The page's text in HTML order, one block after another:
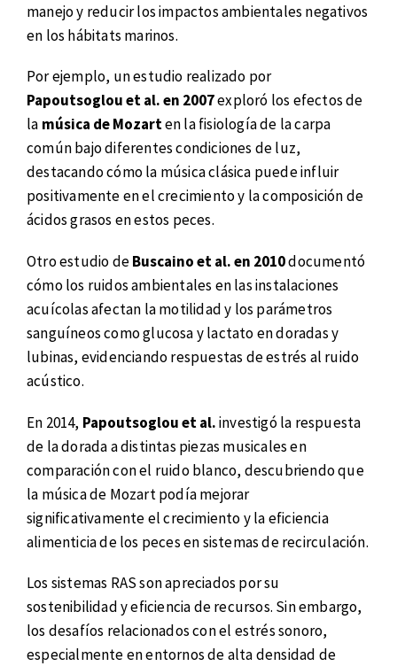
manejo y reducir los impactos ambientales negativos
en los hábitats marinos.
Por ejemplo, un estudio realizado por
Papoutsoglou et al. en 2007exploró los efectos de
la música de Mozarten la fisiología de la carpa
común bajo diferentes condiciones de luz,
destacando cómo la música clásica puede influir
positivamente en el crecimiento y la composición de
ácidos grasos en estos peces.
Otro estudio deBuscaino et al. en 2010documentó
cómo los ruidos ambientales en las instalaciones
acuícolas afectan la motilidad y los parámetros
sanguíneos como glucosa y lactato en doradas y
lubinas, evidenciando respuestas de estrés al ruido
acústico.
En 2014, Papoutsoglou et al.investigó la respuesta
de la dorada a distintas piezas musicales en
comparación con el ruido blanco, descubriendo que
la música de Mozart podía mejorar
significativamente el crecimiento y la eficiencia
alimenticia de los peces en sistemas de recirculación.
Los sistemas RAS son apreciados por su
sostenibilidad y eficiencia de recursos. Sin embargo,
los desafíos relacionados con el estrés sonoro,
especialmente en entornos de alta densidad de